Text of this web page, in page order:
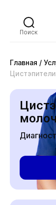
Поиск
Главная /